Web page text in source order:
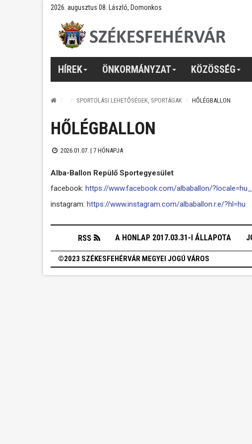
2026. augusztus 08. László, Domonkos
HÍREK ÖNKORMÁNYZAT KÖZÖSSÉG
SPORTOLÁSI LEHETŐSÉGEK, SPORTÁGAK HŐLÉGBALLON
HŐLÉGBALLON
2026.01.07. | 7 HÓNAPJA
Alba-Ballon Repülő Sportegyesület
facebook: https://www.facebook.com/albaballon/
instagram: https://www.instagram.com/albaballon.r.e/?hl=hu
RSS A HONLAP 2017.03.31-I ÁLLAPOTA
©2023 SZÉKESFEHÉRVÁR MEGYEI JOGÚ VÁROS